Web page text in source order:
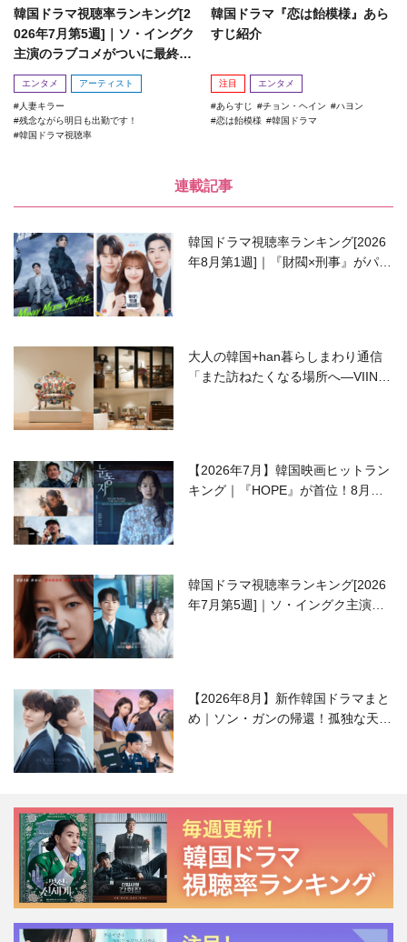
韓国ドラマ視聴率ランキング[2
026年7月第5週]｜ソ・イングク
主演のラブコメがついに最終
回！
エンタメ アーティスト
人妻キラー
残念ながら明日も出勤です！
韓国ドラマ視聴率
韓国ドラマ『恋は飴模様』あら
すじ紹介
注目 エンタメ
あらすじ チョン・ヘイン
ハヨン
恋は飴模様
韓国ドラマ
連載記事
韓国ドラマ視聴率ランキング[2026
年8月第1週]｜『財閥×刑事』がパワ
大人の韓国+han暮らしまわり通信
「また訪ねたくなる場所へ―VIIN C
【2026年7月】韓国映画ヒットラン
キング｜『HOPE』が首位！8月公
韓国ドラマ視聴率ランキング[2026
年7月第5週]｜ソ・イングク主演の
【2026年8月】新作韓国ドラマまと
め｜ソン・ガンの帰還！孤独な天才